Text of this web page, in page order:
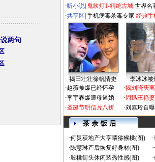
两句
·听小说 鬼吹灯1-精绝古城 世界名
·共享区 手机病毒杀毒专家 经典手
揭田壮壮徐帆情史 李冰冰被
·赵薇被爆已经怀孕
·李宇春爆遭母逼婚
·圣诞节明信片八折
·揭刘晓庆
·周迅王艳
·刘嘉玲自
茶 余 饭 后
·何炅获地产大亨喂猕猴桃(图) ·
·陈慧琳产后恢复好身材(图) ·
·殷桃街头休闲装秀性感(图) ·